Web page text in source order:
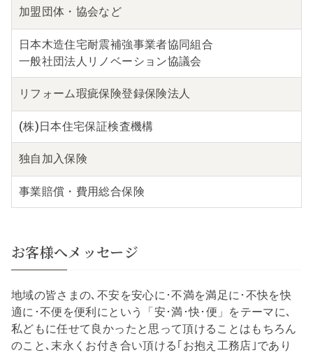
加盟団体・ 協会など
日本木造住宅耐震補強事業者協同組合
一般社団法人リノベーション協議会
リフォーム瑕疵保険登録保険法人
(株)日本住宅保証検査機構
独自 加入保険
事業賠償・費用総合保険
お客様へメッセージ
地域の皆さまの､不安を安心に･不満を満足に･不快を快
適に･不便を便利にという「安･満･快･便」をテーマに､
私どもに任せて良かったと思って頂けることはもちろん
のこと､末永くお付き合い頂ける｢お抱え工務店｣であり